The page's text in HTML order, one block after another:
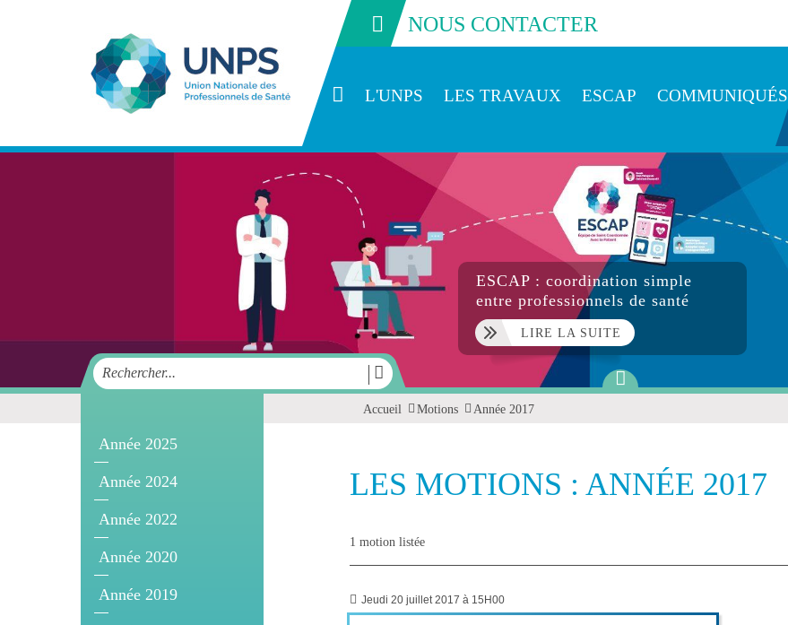
NOUS CONTACTER
L'UNPS LES TRAVAUX ESCAP COMMUNIQUÉS
SYNDICATS
ESCAP : coordination simple
entre professionnels de santé
LIRE LA SUITE
Année 2025
Année 2024
Année 2022
Année 2020
Année 2019
Accueil Motions Année 2017
LES MOTIONS : ANNÉE 2017
1 motion listée
Jeudi 20 juillet 2017 à 15H00